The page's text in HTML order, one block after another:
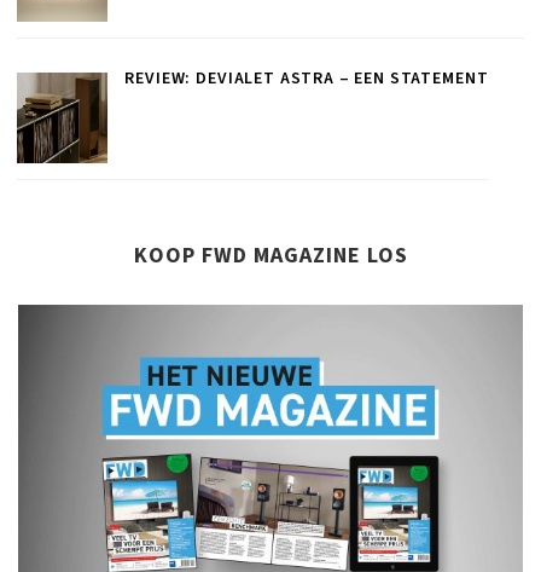
REVIEW: DEVIALET ASTRA – EEN STATEMENT
KOOP FWD MAGAZINE LOS